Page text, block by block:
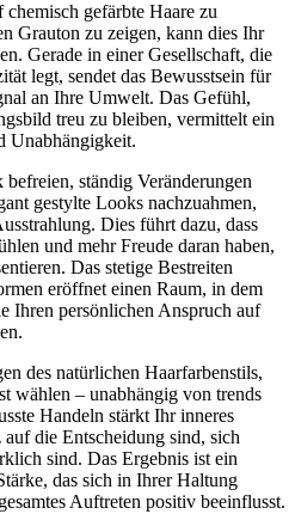
gefärbte Haare zu
Grauton zu zeigen, kann dies Ihr
Gerade in einer Gesellschaft, die
legt, sendet das Bewusstsein für
an Ihre Umwelt. Das Gefühl,
treu zu bleiben, vermittelt ein
Unabhängigkeit.
ständig Veränderungen
gestylte Looks nachzuahmen,
Dies führt dazu, dass
und mehr Freude daran haben,
Das stetige Bestreiten
eröffnet einen Raum, in dem
Ihren persönlichen Anspruch auf
des natürlichen Haarfarbenstils,
wählen – unabhängig von trends
Handeln stärkt Ihr inneres
auf die Entscheidung sind, sich
sind. Das Ergebnis ist ein
das sich in Ihrer Haltung
Auftreten positiv beeinflusst.